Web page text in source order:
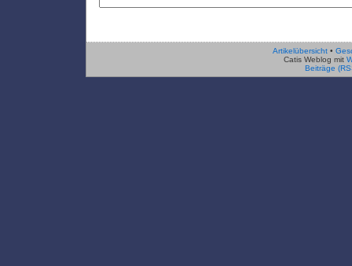
Artikelübersicht •
Catis Weblog mit
Beiträge